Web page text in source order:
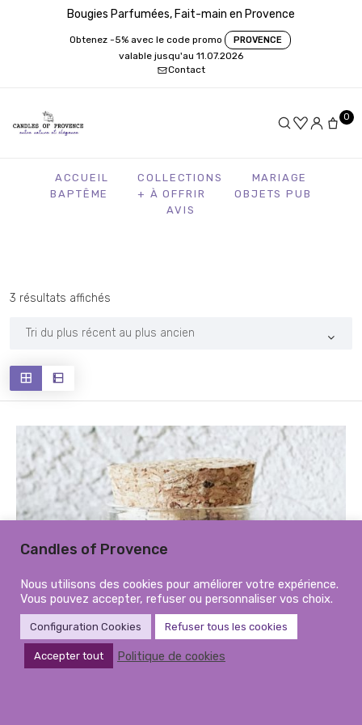
Bougies Parfumées, Fait-main en Provence
Obtenez -5% avec le code promo PROVENCE
valable jusqu'au 11.07.2026
Contact
0
ACCUEIL COLLECTIONS
MARIAGE
BAPTÊME
+ À OFFRIR
OBJETS PUB
AVIS
3 résultats affichés
plus
ancien
Candles of Provence
Nous utilisons des cookies pour améliorer votre expérience.
Vous pouvez accepter, refuser ou personnaliser vos choix.
Configuration Cookies Refuser tous les cookies
Accepter tout Politique de cookies